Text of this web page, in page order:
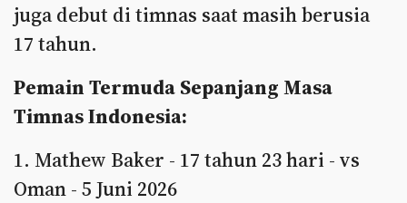
juga debut di timnas saat masih berusia
17 tahun.
Pemain Termuda Sepanjang Masa
Timnas Indonesia:
1. Mathew Baker - 17 tahun 23 hari - vs
Oman - 5 Juni 2026